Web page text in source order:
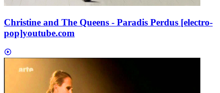
Christine and The Queens - Paradis Perdus [electro-
pop]youtube.com